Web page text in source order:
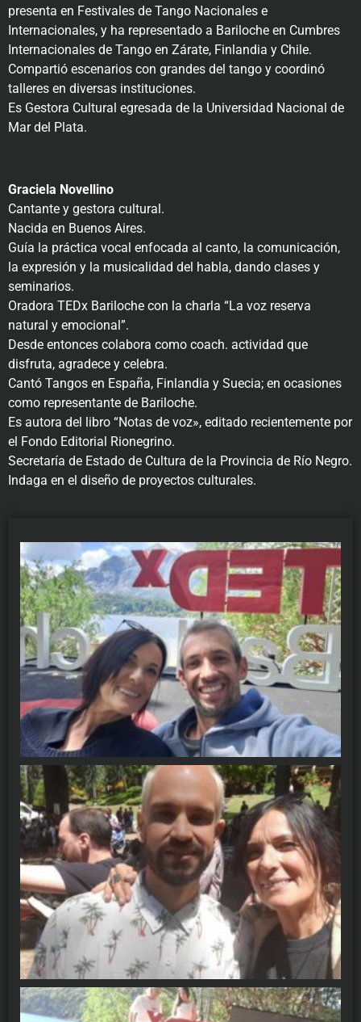
presenta en Festivales de Tango Nacionales e
Internacionales, y ha representado a Bariloche en Cumbres
Internacionales de Tango en Zárate, Finlandia y Chile.
Compartió escenarios con grandes del tango y coordinó
talleres en diversas instituciones.
Es Gestora Cultural egresada de la Universidad Nacional de
Mar del Plata.
Graciela Novellino
Cantante y gestora cultural.
Nacida en Buenos Aires.
Guía la práctica vocal enfocada al canto, la comunicación,
la expresión y la musicalidad del habla, dando clases y
seminarios.
Oradora TEDx Bariloche con la charla “La voz reserva
natural y emocional”.
Desde entonces colabora como coach. actividad que
disfruta, agradece y celebra.
Cantó Tangos en España, Finlandia y Suecia; en ocasiones
como representante de Bariloche.
Es autora del libro “Notas de voz», editado recientemente por
el Fondo Editorial Rionegrino.
Secretaría de Estado de Cultura de la Provincia de Río Negro.
Indaga en el diseño de proyectos culturales.